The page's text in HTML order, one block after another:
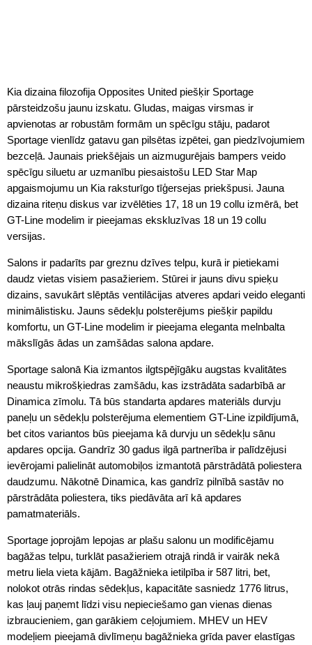
Kia dizaina filozofija Opposites United piešķir Sportage
pārsteidzošu jaunu izskatu. Gludas, maigas virsmas ir
apvienotas ar robustām formām un spēcīgu stāju, padarot
Sportage vienlīdz gatavu gan pilsētas izpētei, gan piedzīvojumiem
bezceļā. Jaunais priekšējais un aizmugurējais bampers veido
spēcīgu siluetu ar uzmanību piesaistošu LED Star Map
apgaismojumu un Kia raksturīgo tīģersejas priekšpusi. Jauna
dizaina riteņu diskus var izvēlēties 17, 18 un 19 collu izmērā, bet
GT-Line modelim ir pieejamas ekskluzīvas 18 un 19 collu
versijas.
Salons ir padarīts par greznu dzīves telpu, kurā ir pietiekami
daudz vietas visiem pasažieriem. Stūrei ir jauns divu spieķu
dizains, savukārt slēptās ventilācijas atveres apdari veido eleganti
minimālistisku. Jauns sēdekļu polsterējums piešķir papildu
komfortu, un GT-Line modelim ir pieejama eleganta melnbalta
mākslīgās ādas un zamšādas salona apdare.
Sportage salonā Kia izmantos ilgtspējīgāku augstas kvalitātes
neaustu mikrošķiedras zamšādu, kas izstrādāta sadarbībā ar
Dinamica zīmolu. Tā būs standarta apdares materiāls durvju
paneļu un sēdekļu polsterējuma elementiem GT-Line izpildījumā,
bet citos variantos būs pieejama kā durvju un sēdekļu sānu
apdares opcija. Gandrīz 30 gadus ilgā partnerība ir palīdzējusi
ievērojami palielināt automobiļos izmantotā pārstrādātā poliestera
daudzumu. Nākotnē Dinamica, kas gandrīz pilnībā sastāv no
pārstrādāta poliestera, tiks piedāvāta arī kā apdares
pamatmateriāls.
Sportage joprojām lepojas ar plašu salonu un modificējamu
bagāžas telpu, turklāt pasažieriem otrajā rindā ir vairāk nekā
metru liela vieta kājām. Bagāžnieka ietilpība ir 587 litri, bet,
nolokot otrās rindas sēdekļus, kapacitāte sasniedz 1776 litrus,
kas ļauj paņemt līdzi visu nepieciešamo gan vienas dienas
izbraucieniem, gan garākiem ceļojumiem. MHEV un HEV
modeļiem pieejamā divlīmeņu bagāžnieka grīda paver elastīgas